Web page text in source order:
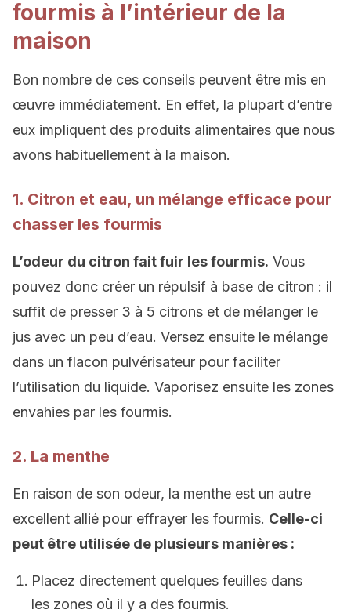
fourmis à l’intérieur de la
maison
Bon nombre de ces conseils peuvent être mis en
œuvre immédiatement. En effet, la plupart d’entre
eux impliquent des produits alimentaires que nous
avons habituellement à la maison.
1. Citron et eau, un mélange efficace pour
chasser les fourmis
L’odeur du citron fait fuir les fourmis. Vous
pouvez donc créer un répulsif à base de citron : il
suffit de presser 3 à 5 citrons et de mélanger le
jus avec un peu d’eau. Versez ensuite le mélange
dans un flacon pulvérisateur pour faciliter
l’utilisation du liquide. Vaporisez ensuite les zones
envahies par les fourmis.
2. La menthe
En raison de son odeur, la menthe est un autre
excellent allié pour effrayer les fourmis. Celle-ci
peut être utilisée de plusieurs manières :
Placez directement quelques feuilles dans
les zones où il y a des fourmis.